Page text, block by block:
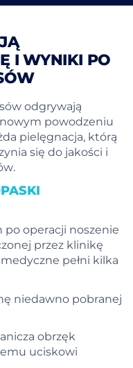
I WYNIKI PO
odgrywają
powodzeniu
pielęgnacja, którą
się do jakości i
operacji noszenie
przez klinikę
pełni kilka
niedawno pobranej
obrzęk
uciskowi